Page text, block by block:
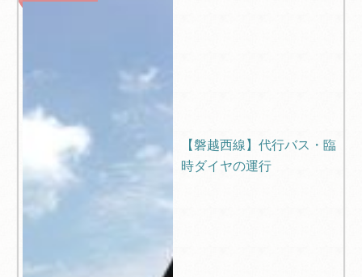
【磐越西線】代行バス・臨
時ダイヤの運行